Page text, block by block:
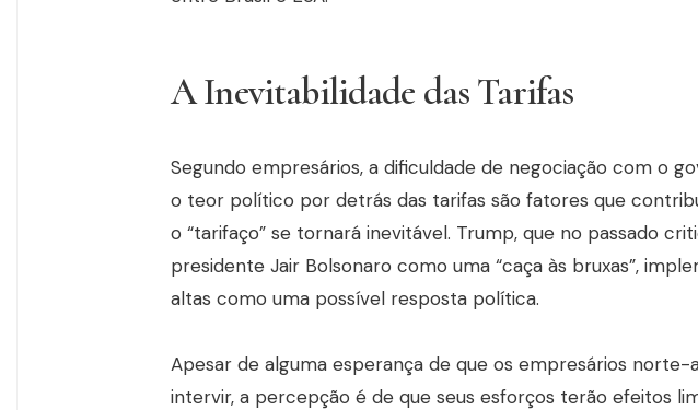
A Inevitabilidade das Tarifas
Segundo empresários, a dificuldade de negociação com o
o teor político por detrás das tarifas são fatores que
o “tarifaço” se tornará inevitável. Trump, que no passado
presidente Jair Bolsonaro como uma “caça às bruxas”,
altas como uma possível resposta política.
Apesar de alguma esperança de que os empresários norte-
intervir, a percepção é de que seus esforços terão efeitos